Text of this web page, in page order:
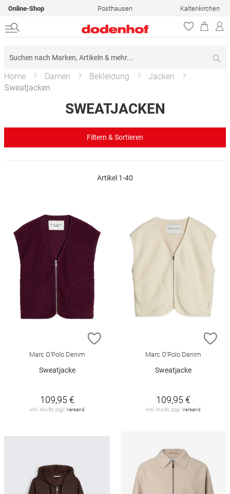
Online-Shop Posthausen Kaltenkirchen
Home Damen Bekleidung
Jacken
Sweatjacken
SWEATJACKEN
Artikel 1-40
ZUR WUNSCHLISTE HINZUFÜGEN
Marc O'Polo Denim
Sweatjacke
109,95 €
inkl. MwSt. zzgl. Versand
Marc O'Polo Denim
Sweatjacke
109,95 €
inkl. MwSt. zzgl. Versand
Filtern & Sortieren